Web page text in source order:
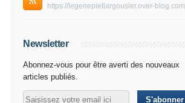
Newsletter
Abonnez-vous pour être averti des nouveaux
articles publiés.